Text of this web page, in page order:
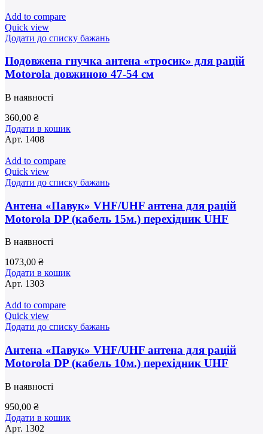
Add to compare
Quick view
Додати до списку бажань
Подовжена гнучка антена «тросик» для рацій
Motorola довжиною 47-54 см
В наявності
360,00 ₴
Додати в кошик
Арт. 1408
Add to compare
Quick view
Додати до списку бажань
Антена «Павук» VHF/UHF антена для рацій
Motorola DP (кабель 15м.) перехідник UHF
В наявності
1073,00 ₴
Додати в кошик
Арт. 1303
Add to compare
Quick view
Додати до списку бажань
Антена «Павук» VHF/UHF антена для рацій
Motorola DP (кабель 10м.) перехідник UHF
В наявності
950,00 ₴
Додати в кошик
Арт. 1302